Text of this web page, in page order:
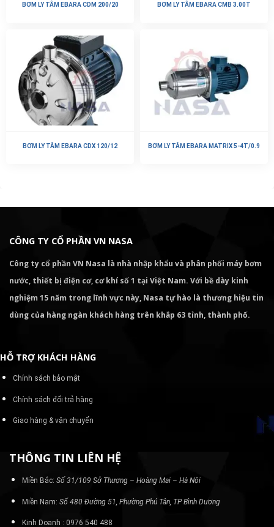
BƠM LY TÂM EBARA CDM 200/20 BƠM LY TÂM EBARA CMB 3.00T
BƠM LY TÂM EBARA CDX 120/12 BƠM LY TÂM EBARA MATRIX 5-4T/0.9
CÔNG TY CỔ PHẦN VN NASA
Công ty cổ phần VN Nasa là nhà nhập khẩu và phân phối máy bơm
nước, thiết bị điện cơ, cơ khí số 1 tại Việt Nam. Với bề dày kinh
nghiệm 15 năm trong lĩnh vực này, Nasa tự hào là thương hiệu tin
dùng của hàng ngàn khách hàng trên khắp 63 tỉnh, thành phố.
HỖ TRỢ KHÁCH HÀNG
Chính sách bảo mật
Chính sách đổi trả hàng
Giao hàng & vận chuyển
THÔNG TIN LIÊN HỆ
Miền Bắc: Số 31/109 Sở Thượng – Hoàng Mai – Hà Nội
Miền Nam: Số 480 Đường 51, Phường Phú Tân, TP Bình Dương
Kinh Doanh : 0976 540 488